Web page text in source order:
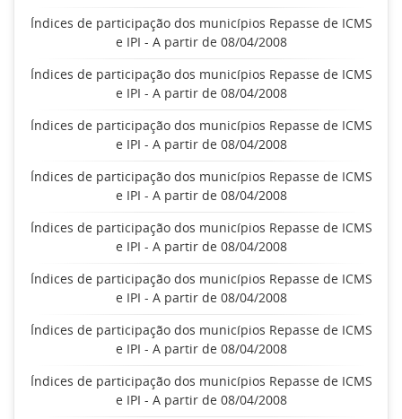
Índices de participação dos municípios Repasse de ICMS
e IPI - A partir de 08/04/2008
Índices de participação dos municípios Repasse de ICMS
e IPI - A partir de 08/04/2008
Índices de participação dos municípios Repasse de ICMS
e IPI - A partir de 08/04/2008
Índices de participação dos municípios Repasse de ICMS
e IPI - A partir de 08/04/2008
Índices de participação dos municípios Repasse de ICMS
e IPI - A partir de 08/04/2008
Índices de participação dos municípios Repasse de ICMS
e IPI - A partir de 08/04/2008
Índices de participação dos municípios Repasse de ICMS
e IPI - A partir de 08/04/2008
Índices de participação dos municípios Repasse de ICMS
e IPI - A partir de 08/04/2008